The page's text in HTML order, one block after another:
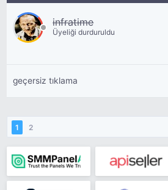
infratime
Üyeliği durduruldu
geçersiz tıklama
1 2